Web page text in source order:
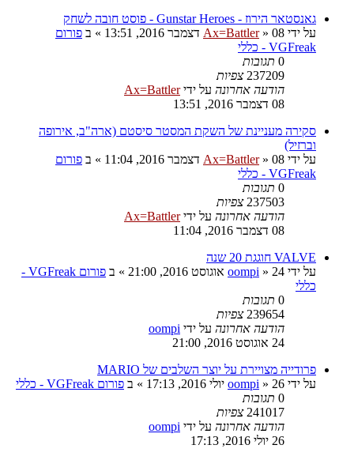
גאנסטאר הירוז - Gunstar Heroes - פוסט חובה לשחק
על ידי
Ax=Battler» 08 דצמבר 2016, 13:51 » ב פורום
VGFreak - כללי
0 תגובות
237209 צפיות
הודעה אחרונה על ידיAx=Battler
08 דצמבר 2016, 13:51
סקירה מעניינת של השקת המסטר סיסטם (ארה"ב, אירופה
וברזיל)
על ידי
Ax=Battler» 08 דצמבר 2016, 11:04 » ב פורום
VGFreak - כללי
0 תגובות
237503 צפיות
הודעה אחרונה על ידיAx=Battler
08 דצמבר 2016, 11:04
VALVE חוגגת 20 שנה
על ידי
oompi » 24 אוגוסט 2016, 21:00 » ב
פורום VGFreak -
כללי
0 תגובות
239654 צפיות
הודעה אחרונה על ידי oompi
24 אוגוסט 2016, 21:00
פרודייה מצויירת על יוצר השלבים של MARIO
על ידי
oompi » 26 יולי 2016, 17:13 » ב פורום VGFreak - כללי
0 תגובות
241017 צפיות
הודעה אחרונה על ידי oompi
26 יולי 2016, 17:13